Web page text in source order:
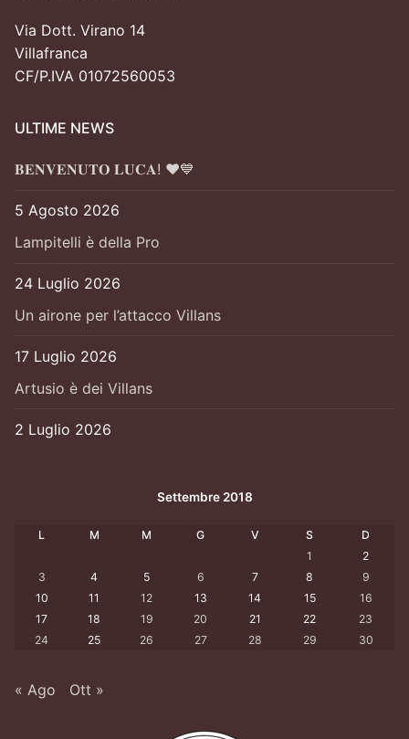
Via Dott. Virano 14
Villafranca
CF/P.IVA 01072560053
ULTIME NEWS
𝐁𝐄𝐍𝐕𝐄𝐍𝐔𝐓𝐎 𝐋𝐔𝐂𝐀! ❤️💙
5 Agosto 2026
Lampitelli è della Pro
24 Luglio 2026
Un airone per l’attacco Villans
17 Luglio 2026
Artusio è dei Villans
2 Luglio 2026
Settembre 2018
L M M G V S
D
1
2
3
4 5 6 7 8
9
10
11 12 13 14 15
16
17
18 19 20 21 22
23
24
25 26 27 28 29 30
« Ago Ott »